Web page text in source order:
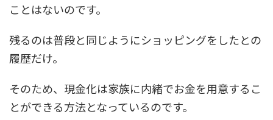
ことはないのです。
残るのは普段と同じようにショッピングをしたとの
履歴だけ。
そのため、現金化は家族に内緒でお金を用意するこ
とができる方法となっているのです。